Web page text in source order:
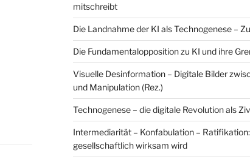
mitschreibt
Die Landnahme der KI als Technogenese –
Die Fundamentalopposition zu KI und ihre
Visuelle Desinformation – Digitale Bilder
und Manipulation (Rez.)
Technogenese – die digitale Revolution als
Intermediarität – Konfabulation –
gesellschaftlich wirksam wird